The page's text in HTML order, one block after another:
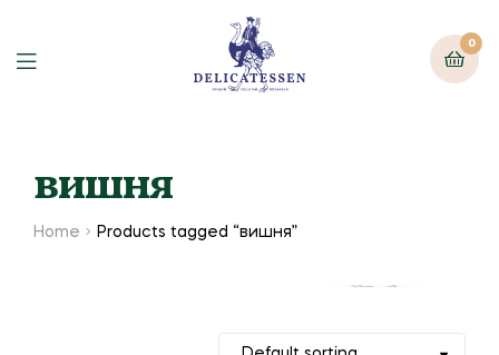
0
вишня
Home Products tagged “вишня”